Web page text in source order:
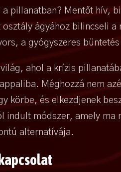
pillanatban? Mentőt hív,
ágyához bilincseli
a gyógyszeres
ahol a krízis
Méghozzá nem
körbe, és elkezdjenek
indult módszer, amely ma
alternatívája.